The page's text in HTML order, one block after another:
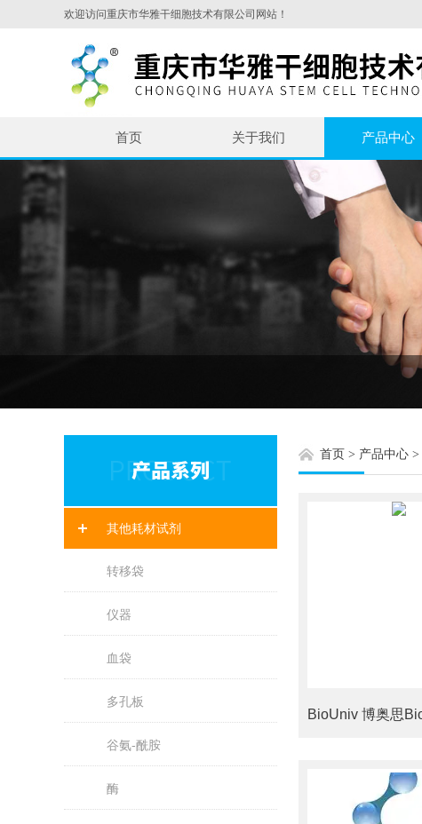
欢迎访问重庆市华雅干细胞技术有限公司网站！
首页 关于我们 产品中心
其他耗材试剂
转移袋
仪器
血袋
多孔板
谷氨-酰胺
酶
首页 > 产品中心 >